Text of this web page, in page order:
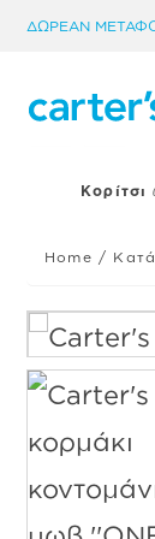
Μετάβαση
ΔΩΡΕΑΝ
Κορίτσι
Home /